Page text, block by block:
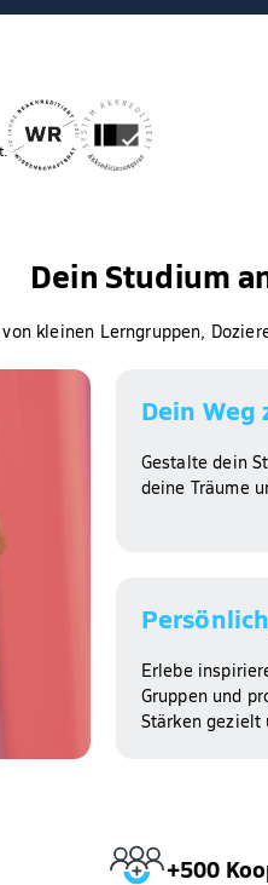
Dein Studium
kleinen Lerngruppen,
Dein Weg
Gestalte dein
deine Träume
Erlebe
Gruppen und
Stärken gezielt
+500